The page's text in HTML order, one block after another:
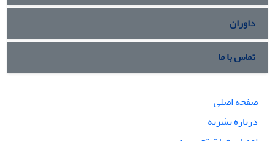
داوران
تماس با ما
صفحه اصلی
درباره نشریه